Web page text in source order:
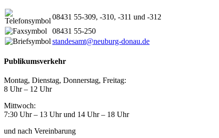
08431 55-309, -310, -311 und -312
08431 55-250
standesamt@neuburg-donau.de
Publikumsverkehr
Montag, Dienstag, Donnerstag, Freitag:
8 Uhr – 12 Uhr
Mittwoch:
7:30 Uhr – 13 Uhr und 14 Uhr – 18 Uhr
und nach Vereinbarung